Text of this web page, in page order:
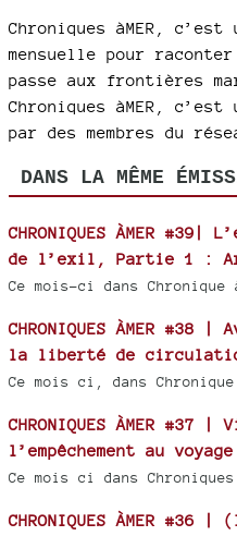
Chroniques àMER,
mensuelle pour
passe aux frontières
Chroniques àMER,
par des membres du
DANS LA MÊME
CHRONIQUES ÀMER
de l’exil, Partie 1 :
Ce mois-ci dans Chronique
CHRONIQUES ÀMER
la liberté de
Ce mois ci, dans
CHRONIQUES ÀMER
l’empêchement au voyage
Ce mois ci dans
CHRONIQUES ÀMER